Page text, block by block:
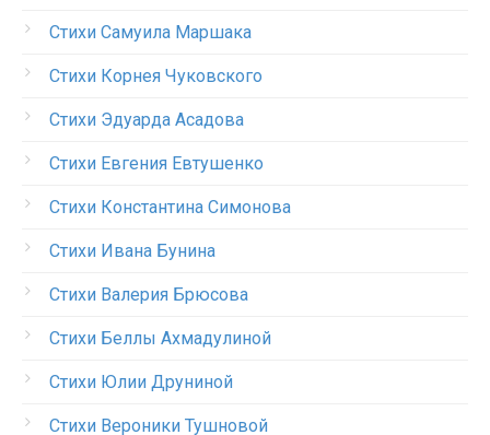
Стихи Самуила Маршака
Стихи Корнея Чуковского
Стихи Эдуарда Асадова
Стихи Евгения Евтушенко
Стихи Константина Симонова
Стихи Ивана Бунина
Стихи Валерия Брюсова
Стихи Беллы Ахмадулиной
Стихи Юлии Друниной
Стихи Вероники Тушновой